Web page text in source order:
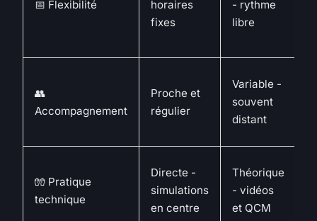
📅 Flexibilité
horaires
fixes
- rythme
libre
👥
Accompagnement
Proche et
régulier
Variable -
souvent
distant
🧤 Pratique
technique
Directe -
simulations
en centre
Théorique
- vidéos
et QCM